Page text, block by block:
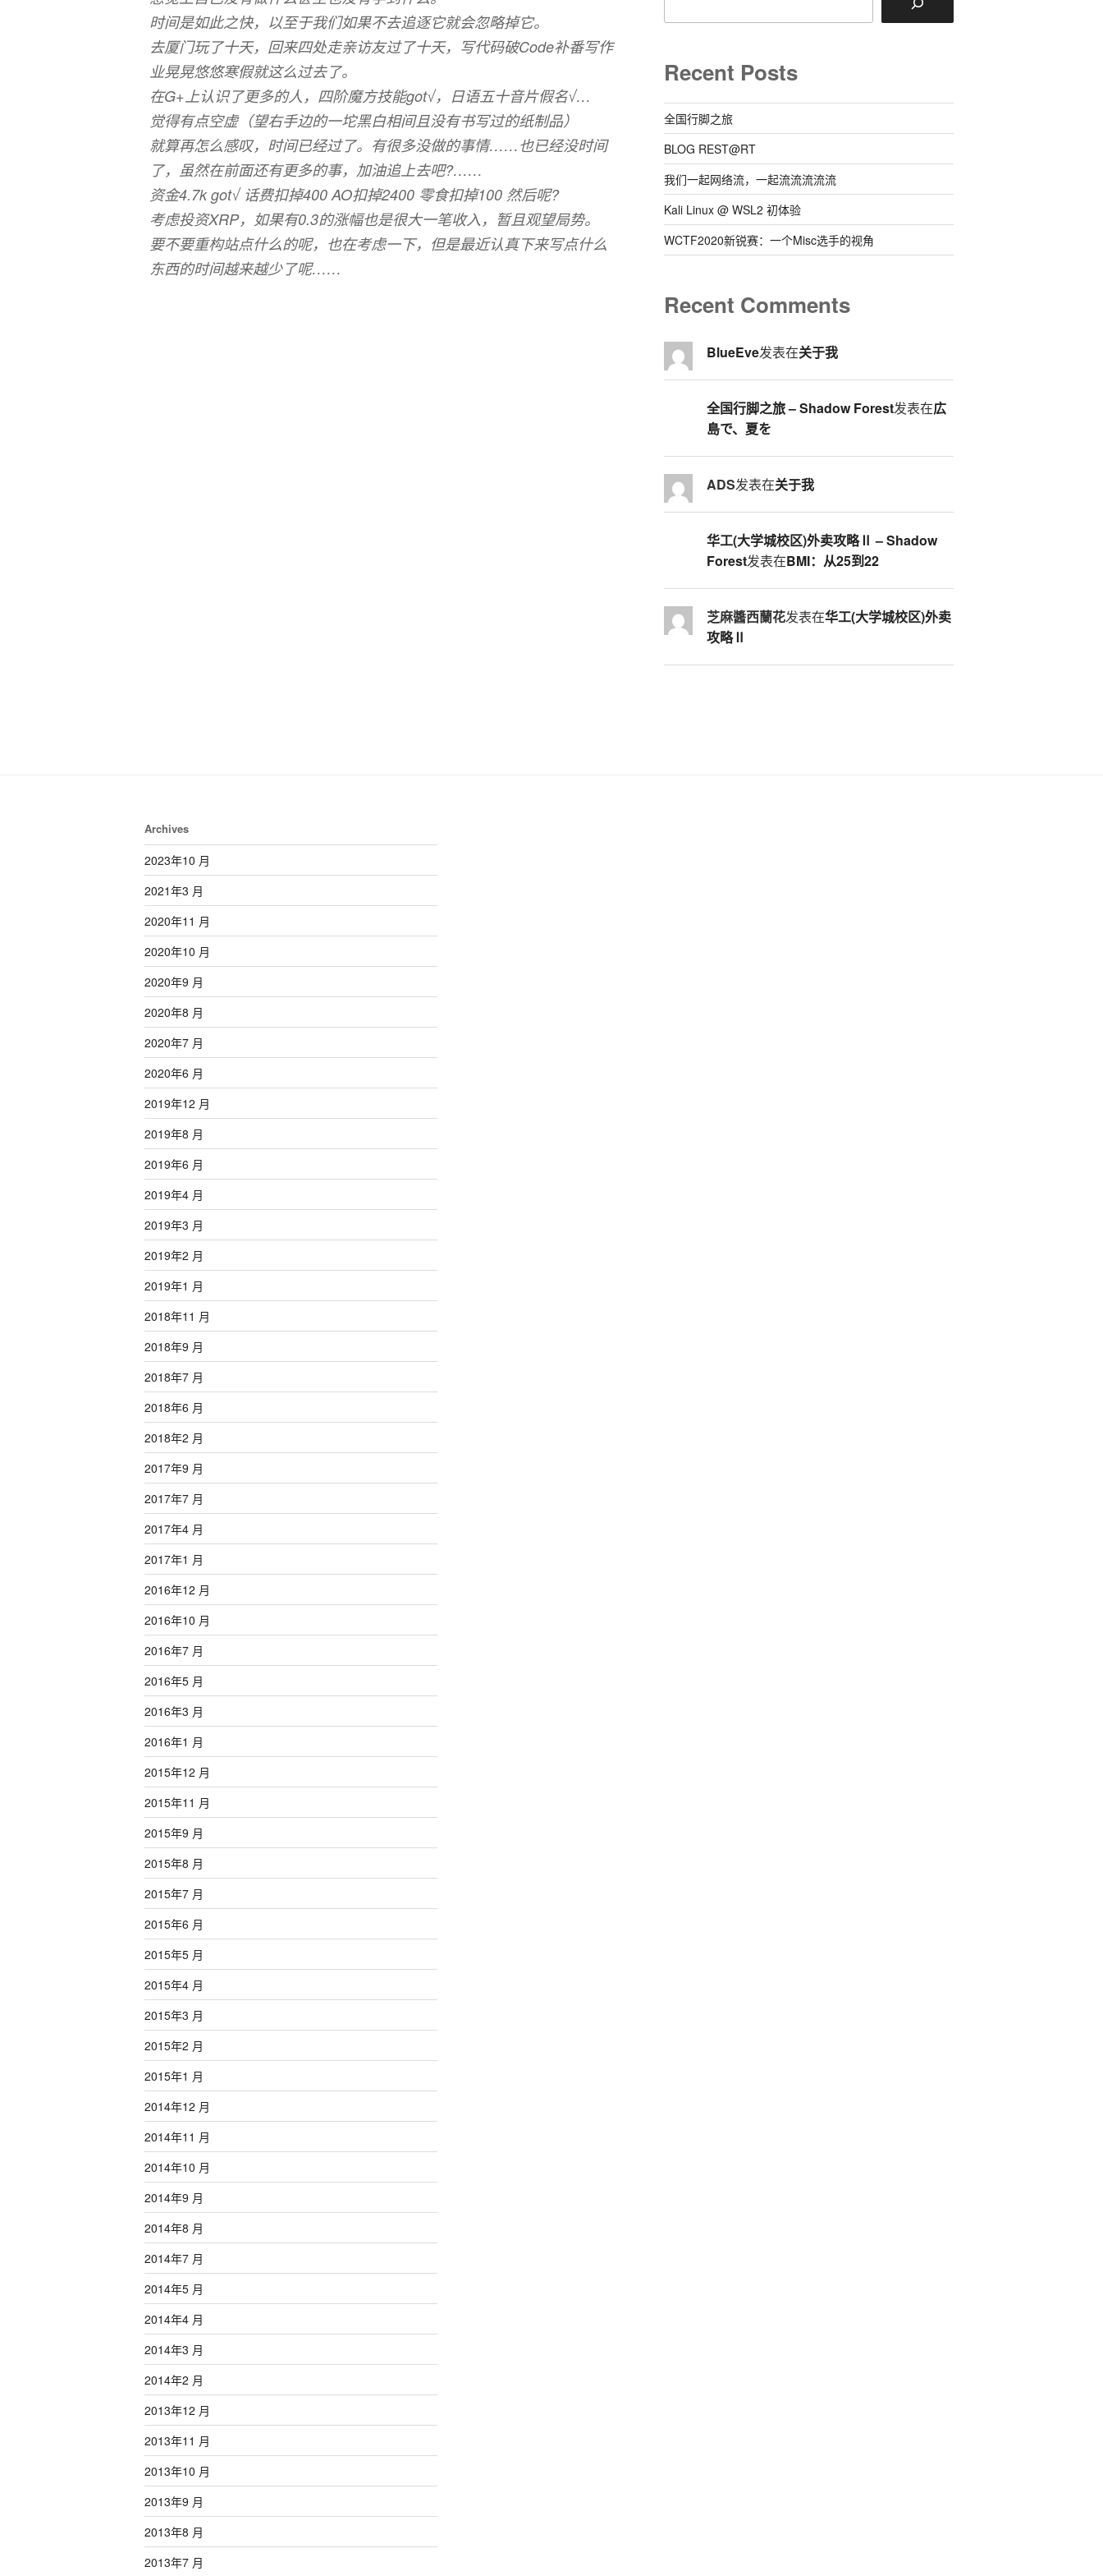
时间是如此之快，以至于我们如果不去追逐它就会忽略掉它。
去厦门玩了十天，回来四处走亲访友过了十天，写代码破Code补番写作
业晃晃悠悠寒假就这么过去了。
在G+上认识了更多的人，四阶魔方技能got√，日语五十音片假名√…
觉得有点空虚（望右手边的一坨黑白相间且没有书写过的纸制品）
就算再怎么感叹，时间已经过了。有很多没做的事情……也已经没时间
了，虽然在前面还有更多的事，加油追上去吧?……
资金4.7k got√ 话费扣掉400 AO扣掉2400 零食扣掉100 然后呢?
考虑投资XRP，如果有0.3的涨幅也是很大一笔收入，暂且观望局势。
要不要重构站点什么的呢，也在考虑一下，但是最近认真下来写点什么
东西的时间越来越少了呢……
Recent Posts
全国行脚之旅
BLOG REST@RT
我们一起网络流，一起流流流流流
Kali Linux @ WSL2 初体验
WCTF2020新锐赛：一个Misc选手的视角
Recent Comments
BlueEve发表在关于我
全国行脚之旅 – Shadow Forest发表在広
島で、夏を
ADS发表在关于我
华工(大学城校区)外卖攻略Ⅱ – Shadow
Forest发表在BMI：从25到22
芝麻醬西蘭花发表在华工(大学城校区)外卖
攻略Ⅱ
Archives
2023年10 月
2021年3 月
2020年11 月
2020年10 月
2020年9 月
2020年8 月
2020年7 月
2020年6 月
2019年12 月
2019年8 月
2019年6 月
2019年4 月
2019年3 月
2019年2 月
2019年1 月
2018年11 月
2018年9 月
2018年7 月
2018年6 月
2018年2 月
2017年9 月
2017年7 月
2017年4 月
2017年1 月
2016年12 月
2016年10 月
2016年7 月
2016年5 月
2016年3 月
2016年1 月
2015年12 月
2015年11 月
2015年9 月
2015年8 月
2015年7 月
2015年6 月
2015年5 月
2015年4 月
2015年3 月
2015年2 月
2015年1 月
2014年12 月
2014年11 月
2014年10 月
2014年9 月
2014年8 月
2014年7 月
2014年5 月
2014年4 月
2014年3 月
2014年2 月
2013年12 月
2013年11 月
2013年10 月
2013年9 月
2013年8 月
2013年7 月